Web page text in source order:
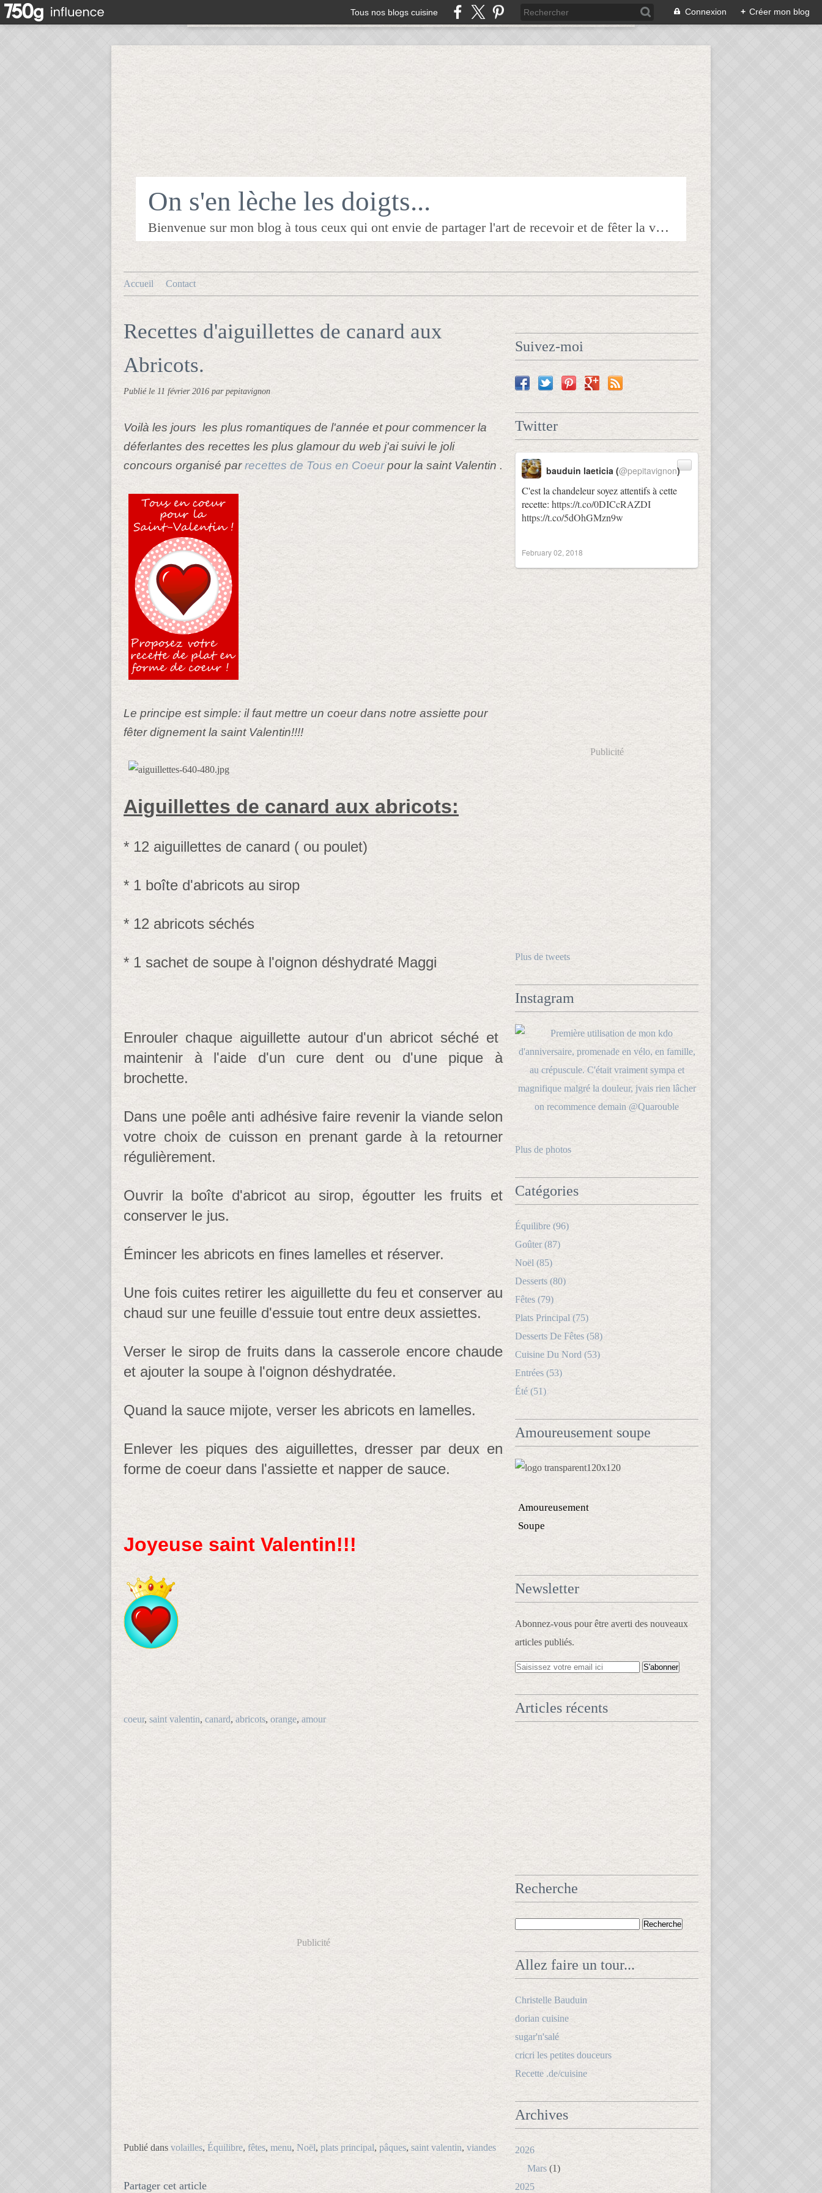
Tous nos blogs cuisine Connexion + Créer mon blog
On s'en lèche les doigts...
Bienvenue sur mon blog à tous ceux qui ont envie de partager l'art de recevoir et de fêter la veille le lendemain.Pour tous les épicuriens, hédonistes et autres amoureux de la bonne chair!!!!j'espère que vous trouverez mes astuces et mes recettes amusantes et que vous prendrez plaisir à les réaliser.n'hésitez surtout pas à me laisser vos réactions ou vos suggestions pour que tout le monde en profite!!!allez maintenant tous à table!!! Pepitavignon.
Accueil Contact
Recettes d'aiguillettes de canard aux
Abricots.
Publié le 11 février 2016 par pepitavignon
Voilà les jours les plus romantiques de l'année et pour commencer la
déferlantes des recettes les plus glamour du web j'ai suivi le joli
concours organisé parrecettes de Tous en Coeurpour la saint Valentin .
Le principe est simple: il faut mettre un coeur dans notre assiette pour
fêter dignement la saint Valentin!!!!
Aiguillettes de canard aux abricots:
* 12 aiguillettes de canard ( ou poulet)
* 1 boîte d'abricots au sirop
* 12 abricots séchés
* 1 sachet de soupe à l'oignon déshydraté Maggi
Enrouler chaque aiguillette autour d'un abricot séché et
maintenir à l'aide d'un cure dent ou d'une pique à
brochette.
Dans une poêle anti adhésive faire revenir la viande selon
votre choix de cuisson en prenant garde à la retourner
régulièrement.
Ouvrir la boîte d'abricot au sirop, égoutter les fruits et
conserver le jus.
Émincer les abricots en fines lamelles et réserver.
Une fois cuites retirer les aiguillette du feu et conserver au
chaud sur une feuille d'essuie tout entre deux assiettes.
Verser le sirop de fruits dans la casserole encore chaude
et ajouter la soupe à l'oignon déshydratée.
Quand la sauce mijote, verser les abricots en lamelles.
Enlever les piques des aiguillettes, dresser par deux en
forme de coeur dans l'assiette et napper de sauce.
Joyeuse saint Valentin!!!
coeur, saint valentin, canard, abricots, orange, amour
Publicité
Publié dans volailles, Équilibre, fêtes, menu, Noël, plats principal, pâques, saint valentin, viandes
Partager cet article
Suivez-moi
Twitter
C'est la chandeleur soyez attentifs à cette
recette: https://t.co/0DICcRAZDI
https://t.co/5dOhGMzn9w
bauduin laeticia (@pepitavignon)
February 02, 2018
Publicité
Plus de tweets
Instagram
Plus de photos
Catégories
Équilibre (96)
Goûter (87)
Noël (85)
Desserts (80)
Fêtes (79)
Plats Principal (75)
Desserts De Fêtes (58)
Cuisine Du Nord (53)
Entrées (53)
Été (51)
Amoureusement soupe
Amoureusement
Soupe
Newsletter
Abonnez-vous pour être averti des nouveaux
articles publiés.
Articles récents
Recherche
Allez faire un tour...
Christelle Bauduin
dorian cuisine
sugar'n'salé
cricri les petites douceurs
Recette .de/cuisine
Archives
2026
Mars (1)
2025